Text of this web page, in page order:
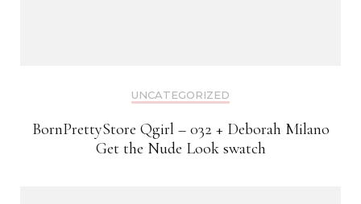
UNCATEGORIZED
BornPrettyStore Qgirl – 032 + Deborah Milano
Get the Nude Look swatch